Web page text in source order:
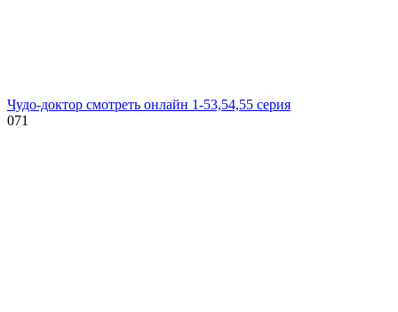
Чудо-доктор смотреть онлайн 1-53,54,55 серия
071